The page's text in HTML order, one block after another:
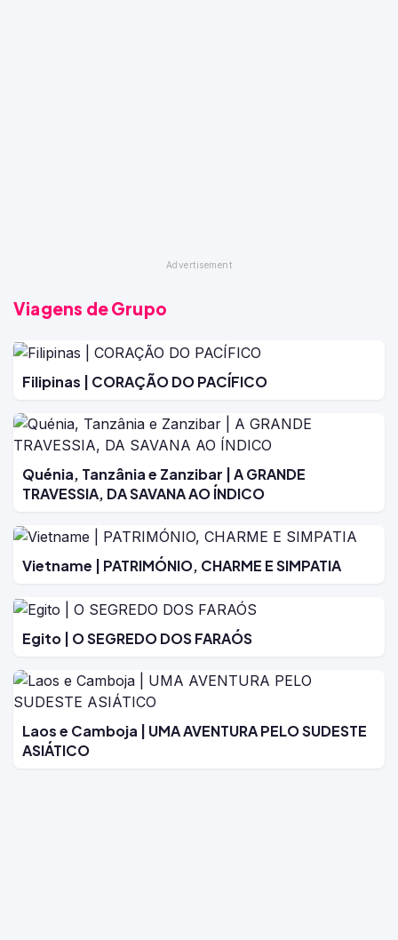
Viagens de Grupo
Filipinas | CORAÇÃO DO PACÍFICO
Quénia, Tanzânia e Zanzibar | A GRANDE
TRAVESSIA, DA SAVANA AO ÍNDICO
Vietname | PATRIMÓNIO, CHARME E SIMPATIA
Egito | O SEGREDO DOS FARAÓS
Laos e Camboja | UMA AVENTURA PELO SUDESTE
ASIÁTICO